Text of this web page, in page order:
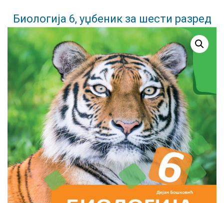
Биологија 6, уџбеник за шести разред